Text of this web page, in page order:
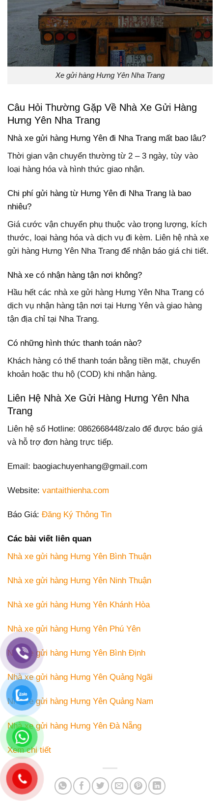
Xe gửi hàng Hưng Yên Nha Trang
Câu Hỏi Thường Gặp Về Nhà Xe Gửi Hàng
Hưng Yên Nha Trang
Nhà xe gửi hàng Hưng Yên đi Nha Trang mất bao lâu?
Thời gian vận chuyển thường từ 2 – 3 ngày, tùy vào
loại hàng hóa và hình thức giao nhận.
Chi phí gửi hàng từ Hưng Yên đi Nha Trang là bao
nhiêu?
Giá cước vận chuyển phụ thuộc vào trọng lượng, kích
thước, loại hàng hóa và dịch vụ đi kèm. Liên hệ nhà xe
gửi hàng Hưng Yên Nha Trang để nhận báo giá chi tiết.
Nhà xe có nhận hàng tận nơi không?
Hầu hết các nhà xe gửi hàng Hưng Yên Nha Trang có
dịch vụ nhận hàng tận nơi tại Hưng Yên và giao hàng
tận địa chỉ tại Nha Trang.
Có những hình thức thanh toán nào?
Khách hàng có thể thanh toán bằng tiền mặt, chuyển
khoản hoặc thu hộ (COD) khi nhận hàng.
Liên Hệ Nhà Xe Gửi Hàng Hưng Yên Nha
Trang
Liên hệ số Hotline: 0862668448/zalo để được báo giá
và hỗ trợ đơn hàng trực tiếp.
Email: baogiachuyenhang@gmail.com
Website: vantaithienha.com
Báo Giá: Đăng Ký Thông Tin
Các bài viết liên quan
Nhà xe gửi hàng Hưng Yên Bình Thuận
Nhà xe gửi hàng Hưng Yên Ninh Thuận
Nhà xe gửi hàng Hưng Yên Khánh Hòa
Nhà xe gửi hàng Hưng Yên Phú Yên
Nhà xe gửi hàng Hưng Yên Bình Định
Nhà xe gửi hàng Hưng Yên Quảng Ngãi
Nhà xe gửi hàng Hưng Yên Quảng Nam
Nhà xe gửi hàng Hưng Yên Đà Nẵng
Xem chi tiết